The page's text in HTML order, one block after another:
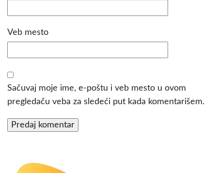
Veb mesto
Sačuvaj moje ime, e-poštu i veb mesto u ovom
pregledaču veba za sledeći put kada komentarišem.